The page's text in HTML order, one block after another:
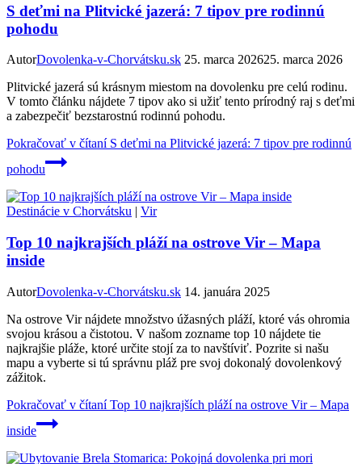
S deťmi na Plitvické jazerá: 7 tipov pre rodinnú
pohodu
AutorDovolenka-v-Chorvátsku.sk 25. marca 202625. marca 2026
Plitvické jazerá sú krásnym miestom na dovolenku pre celú rodinu.
V tomto článku nájdete 7 tipov ako si užiť tento prírodný raj s deťmi
a zabezpečiť bezstarostnú rodinnú pohodu.
Pokračovať v čítaníS deťmi na Plitvické jazerá: 7 tipov pre rodinnú
pohodu
Destinácie v Chorvátsku | Vir
Top 10 najkrajších pláží na ostrove Vir – Mapa
inside
AutorDovolenka-v-Chorvátsku.sk 14. januára 2025
Na ostrove Vir nájdete množstvo úžasných pláží, ktoré vás ohromia
svojou krásou a čistotou. V našom zozname top 10 nájdete tie
najkrajšie pláže, ktoré určite stojí za to navštíviť. Pozrite si našu
mapu a vyberte si tú správnu pláž pre svoj dokonalý dovolenkový
zážitok.
Pokračovať v čítaníTop 10 najkrajších pláží na ostrove Vir – Mapa
inside